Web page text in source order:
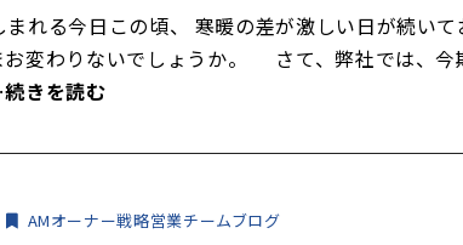
れる今日この頃、 寒暖の差が激しい日が続いて
お変わりないでしょうか。 さて、弊社では、今
続きを読む
AMオーナー戦略営業チームブログ